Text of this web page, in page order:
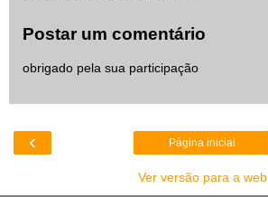
Postar um comentário
obrigado pela sua participação
‹ Página inicial
Ver versão para a web